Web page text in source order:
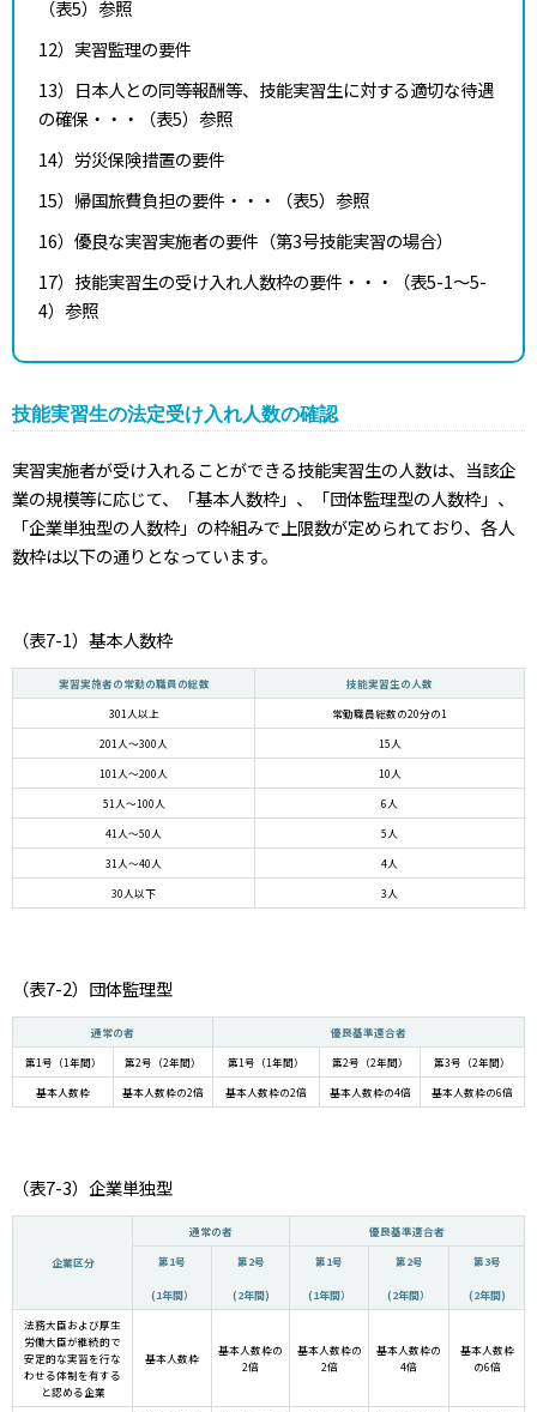
（表5）参照
12）実習監理の要件
13）日本人との同等報酬等、技能実習生に対する適切な待遇
の確保・・・（表5）参照
14）労災保険措置の要件
15）帰国旅費負担の要件・・・（表5）参照
16）優良な実習実施者の要件（第3号技能実習の場合）
17）技能実習生の受け入れ人数枠の要件・・・（表5-1～5-
4）参照
技能実習生の法定受け入れ人数の確認
実習実施者が受け入れることができる技能実習生の人数は、当該企
業の規模等に応じて、「基本人数枠」、「団体監理型の人数枠」、
「企業単独型の人数枠」の枠組みで上限数が定められており、各人
数枠は以下の通りとなっています。
（表7-1）基本人数枠
実習実施者の常勤の職員の総数 技能実習生の人数
301人以上 常勤職員総数の20分の1
201人～300人 15人
101人～200人 10人
51人～100人 6人
41人～50人 5人
31人～40人 4人
30人以下 3人
（表7-2）団体監理型
通常の者 優良基準適合者
第1号（1年間） 第2号（2年間） 第1号（1年間） 第2号（2年間） 第3号（2年間）
基本人数枠 基本人数枠の2倍 基本人数枠の2倍 基本人数枠の4倍 基本人数枠の6倍
（表7-3）企業単独型
企業区分
通常の者 優良基準適合者
第1号
(1年間）
第2号
(2年間)
第1号
(1年間）
第2号
(2年間）
第3号
(2年間)
法務大臣および厚生
労働大臣が継続的で
安定的な実習を行な
わせる体制を有する
と認める企業
基本人数枠
基本人数枠の
2倍
基本人数枠の
2倍
基本人数枠の
4倍
基本人数枠
の6倍